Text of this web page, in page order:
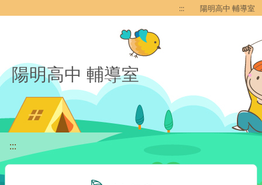
::: 陽明高中 輔導室
陽明高中 輔導室
:::